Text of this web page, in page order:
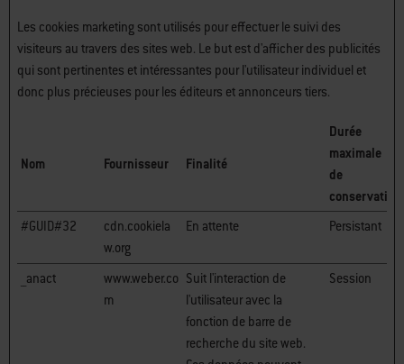
Les cookies marketing sont utilisés pour effectuer le suivi des
visiteurs au travers des sites web. Le but est d'afficher des publicités
qui sont pertinentes et intéressantes pour l'utilisateur individuel et
donc plus précieuses pour les éditeurs et annonceurs tiers.
Nom Fournisseur Finalité
Durée
maximale
de
conservation
#GUID#32
cdn.cookiela
w.org
En attente Persistant
__anact
www.weber.co
m
Suit l'interaction de
l'utilisateur avec la
fonction de barre de
recherche du site web.
Session